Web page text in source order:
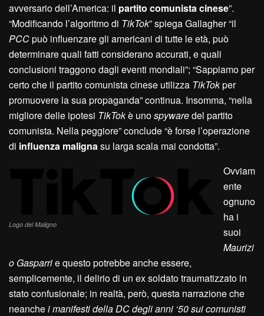
avversario dell’America: il partito comunista cinese”.
“Modificando l’algoritmo di TikTok” spiega Gallagher “il
PCCpuò influenzare gli americani di tutte le età, può
determinare quali fatti considerano accurati, e quali
conclusioni traggono dagli eventi mondiali”; “Sappiamo per
certo che il partito comunista cinese utilizza TikTokper
promuovere la sua propaganda” continua. Insomma, “nella
migliore delle ipotesi TikTokè unospywaredel partito
comunista. Nella peggiore” conclude “è forse l’operazione
di influenza malignasu larga scala mai condotta”.
Logo del Maligno
Ovviam
ente
ognuno
ha i
suoi
Maurizi
o Gasparrie questo potrebbe anche essere,
semplicemente, il delirio di un ex soldato traumatizzato in
stato confusionale; in realtà, però, questa narrazione che
neanchei manifesti della DC degli anni ‘50 sui comunisti